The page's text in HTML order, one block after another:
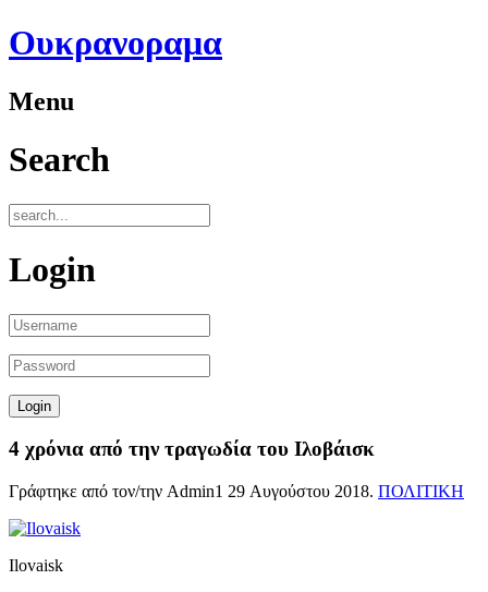
Ουκρανοραμα
Menu
Search
Login
4 χρόνια από την τραγωδία του Ιλοβάισκ
Γράφτηκε από τον/την Admin1 29 Αυγούστου 2018. ΠΟΛΙΤΙΚΗ
Ilovaisk